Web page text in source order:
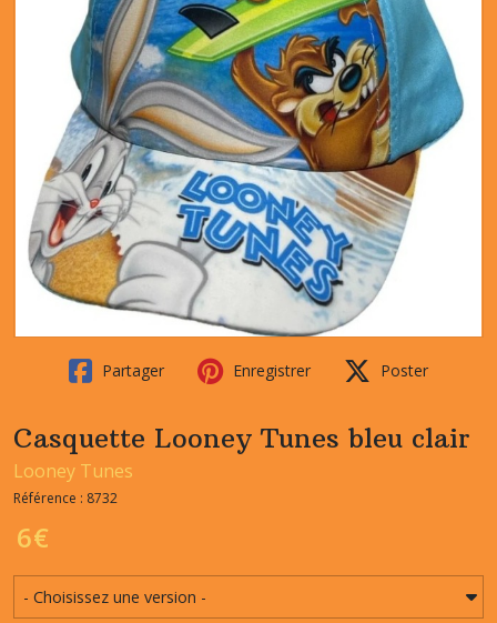
Partager Enregistrer Poster
Casquette Looney Tunes bleu clair
Looney Tunes
Référence : 8732
6€